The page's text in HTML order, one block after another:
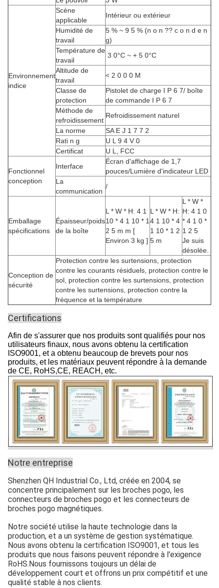
Environnement
indice
Scène
applicable
Intérieur ou extérieur
Humidité de
travail
5 % ~ 9 5 % (n o n ?? c o n d e n
g)
Température de
travail
️ 3 0°C ~ + 5 0°C
Altitude de
travail
< 2 0 0 0 M
Classe de
protection
Pistolet de charge I P 6 7/ boîte
de commande I P 6 7
Méthode de
refroidissement
Refroidissement naturel
La norme
SA E J 1 7 7 2
Rati n g
U L 9 4 V 0
Certificat
U L, FCC
Fonctionnel
conception
Interface
Écran d'affichage de 1,7
pouces/Lumière d'indicateur LED
La
communication
/
Emballage
spécifications
Épaisseur/poids
de la boîte
L * W * H: 4 1
10 * 4 1 10 * 1
2 5 m m [
Environ 3 kg ]
L * W * H:
4 1 10 * 4
1 10 * 1 2
5 m
L * W *
H: 4 1 0
* 4 1 0 *
1 2 5
Je suis
désolée.
Conception de
sécurité
Protection contre les surtensions, protection
contre les courants résiduels, protection contre le
sol, protection contre les surtensions, protection
contre les surtensions, protection contre la
fréquence et la température
Certifications
Afin de s'assurer que nos produits sont qualifiés pour nos
utilisateurs finaux, nous avons obtenu la certification
ISO9001, et a obtenu beaucoup de brevets pour nos
produits, et les matériaux peuvent répondre à la demande
de CE, RoHS,CE, REACH, etc.
Notre entreprise
Shenzhen QH Industrial Co., Ltd, créée en 2004, se
concentre principalement sur les broches pogo, les
connecteurs de broches pogo et les connecteurs de
broches pogo magnétiques.
Notre société utilise la haute technologie dans la
production, et a un système de gestion systématique.
Nous avons obtenu la certification ISO9001, et tous les
produits que nous faisons peuvent répondre à l'exigence
RoHS.Nous fournissons toujours un délai de
développement court et offrons un prix compétitif et une
qualité stable à nos clients.